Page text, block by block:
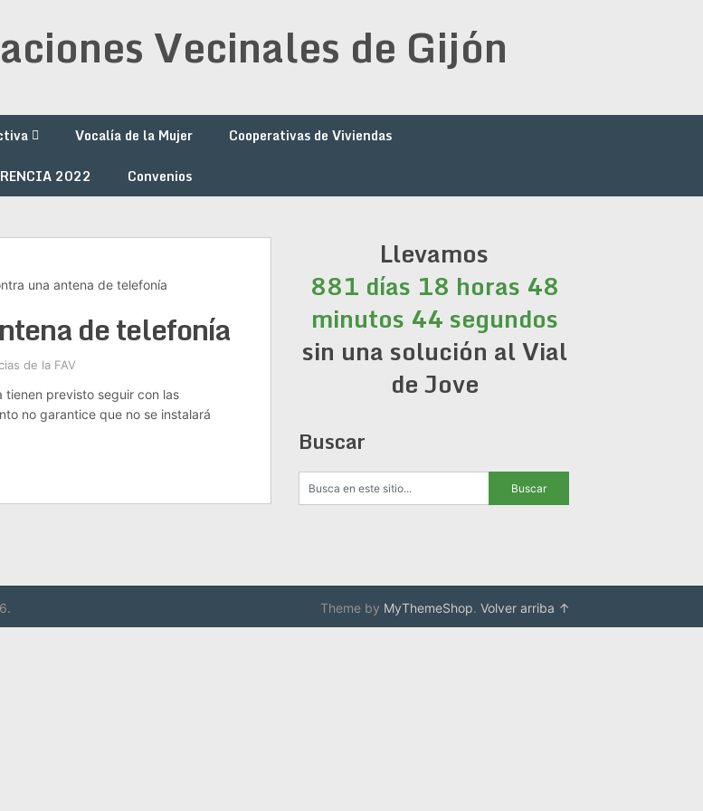
Vecinales de Gijón
Vocalía de la Mujer
Cooperativas de Viviendas
2022 Convenios
una antena de telefonía
de telefonía
de la FAV
tienen previsto seguir con las
no garantice que no se instalará
Llevamos
881 días 18 horas 48
minutos 44 segundos
sin una solución al Vial
de Jove
Buscar
Theme by MyThemeShop. Volver arriba ↑